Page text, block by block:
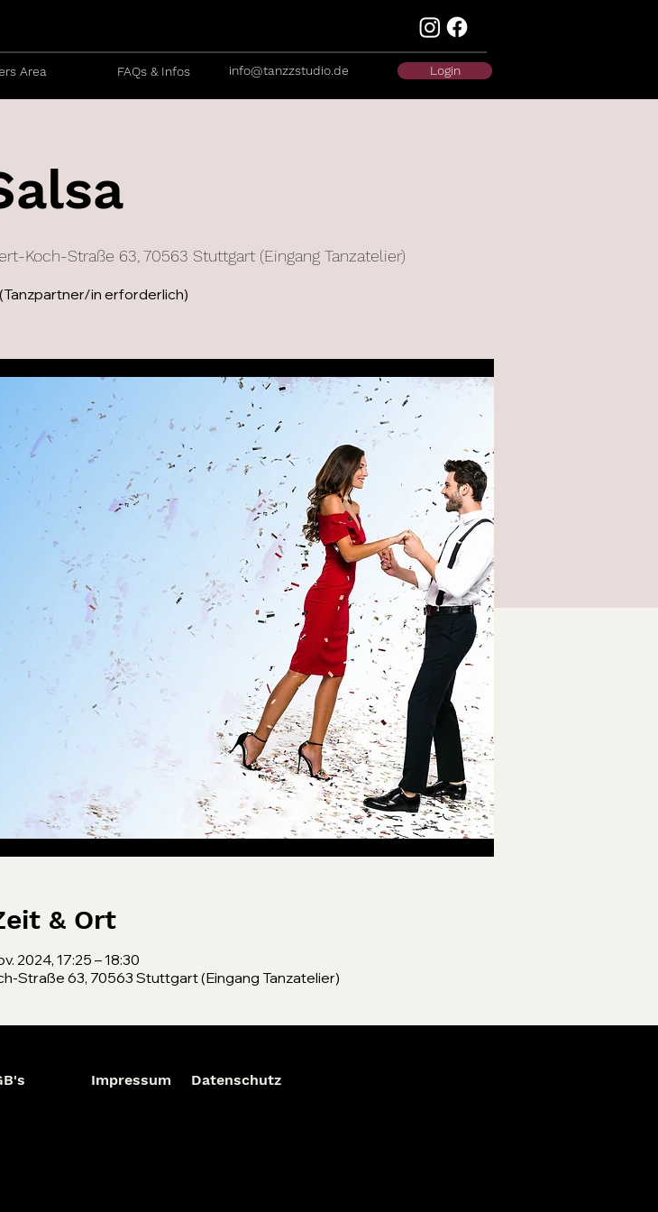
Area FAQs & Infos Login
info@tanzzstudio.de
Koch-Straße 63, 70563 Stuttgart (Eingang Tanzatelier)
in erforderlich)
& Ort
2024, 17:25 – 18:30
Straße 63, 70563 Stuttgart (Eingang Tanzatelier)
Impressum Datenschutz